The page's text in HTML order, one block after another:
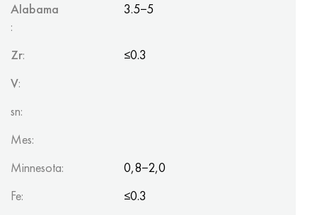
Alabama
:
3.5−5
Zr:
≤0.3
V:
sn:
Mes:
Minnesota:
0,8−2,0
Fe:
≤0.3